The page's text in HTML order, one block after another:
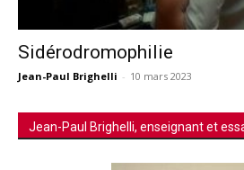
Sidérodromophilie
Jean-Paul Brighelli - 10 mars 2023
Jean-Paul Brighelli, enseignant et